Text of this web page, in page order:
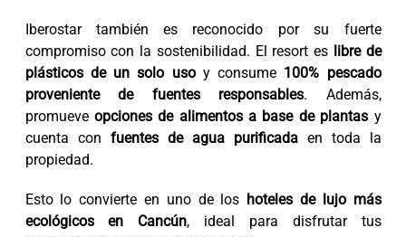
Iberostar también es reconocido por su fuerte
compromiso con la sostenibilidad. El resort es libre de
plásticos de un solo usoy consume 100% pescado
proveniente de fuentes responsables. Además,
promueve opciones de alimentos a base de plantas y
cuenta con fuentes de agua purificadaen toda la
propiedad.
Esto lo convierte en uno de los hoteles de lujo más
ecológicos en Cancún, ideal para disfrutar tus